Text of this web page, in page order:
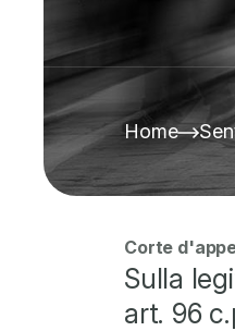
Home
Corte
Sulla
art. 96